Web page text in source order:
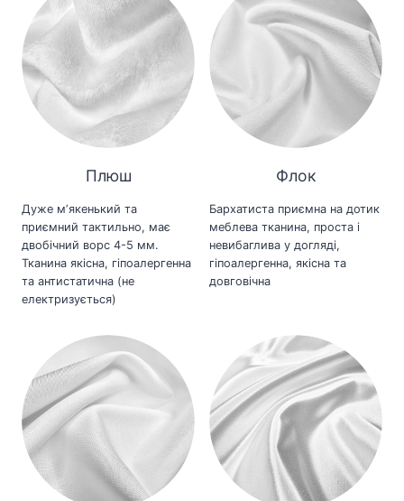
Плюш
Дуже мʼякенький та
приємний тактильно, має
двобічний ворс 4-5 мм.
Тканина якісна, гіпоалергенна
та антистатична (не
електризується)
Флок
Бархатиста приємна на дотик
меблева тканина, проста і
невибаглива у догляді,
гіпоалергенна, якісна та
довговічна